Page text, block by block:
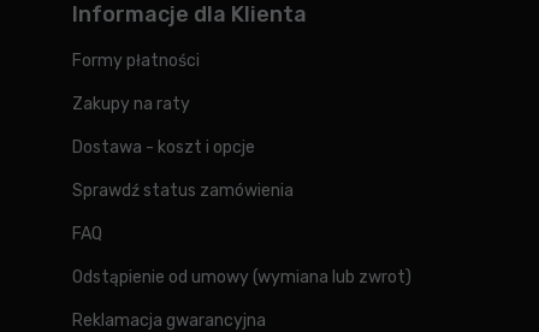
Informacje dla Klienta
Formy płatności
Zakupy na raty
Dostawa - koszt i opcje
Sprawdź status zamówienia
FAQ
Odstąpienie od umowy (wymiana lub zwrot)
Reklamacja gwarancyjna